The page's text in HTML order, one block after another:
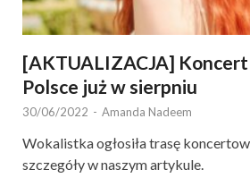
[AKTUALIZACJA] Koncert
Polsce już w sierpniu
30/06/2022 - Amanda Nadeem
Wokalistka ogłosiła trasę
szczegóły w naszym artykule.